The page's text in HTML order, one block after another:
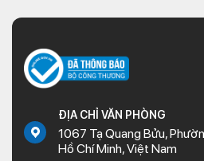
ĐỊA CHỈ VĂN PHÒNG
1067 Tạ Quang Bửu,
Hồ Chí Minh, Việt Nam